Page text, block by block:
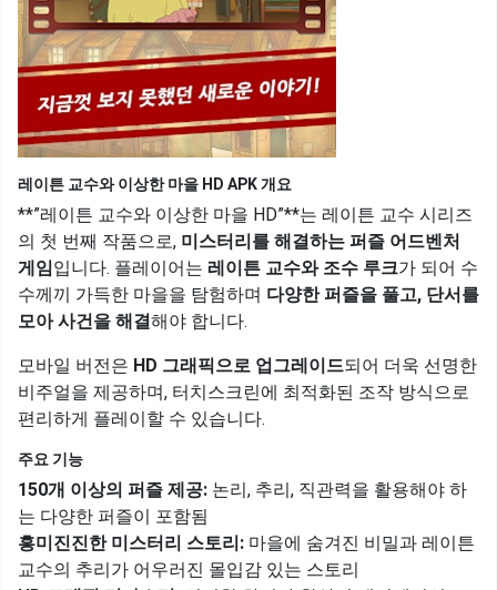
레이튼 교수와 이상한 마을 HD APK 개요
**”레이튼 교수와 이상한 마을 HD”**는 레이튼 교수 시리즈
의 첫 번째 작품으로, 미스터리를 해결하는 퍼즐 어드벤처
게임입니다. 플레이어는 레이튼 교수와 조수 루크가 되어 수
수께끼 가득한 마을을 탐험하며 다양한 퍼즐을 풀고, 단서를
모아 사건을 해결해야 합니다.
모바일 버전은 HD 그래픽으로 업그레이드되어 더욱 선명한
비주얼을 제공하며, 터치스크린에 최적화된 조작 방식으로
편리하게 플레이할 수 있습니다.
주요 기능
150개 이상의 퍼즐 제공: 논리, 추리, 직관력을 활용해야 하
는 다양한 퍼즐이 포함됨
흥미진진한 미스터리 스토리: 마을에 숨겨진 비밀과 레이튼
교수의 추리가 어우러진 몰입감 있는 스토리